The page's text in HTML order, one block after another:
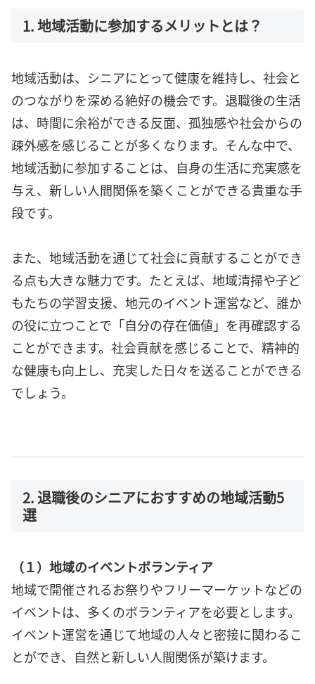
1. 地域活動に参加するメリットとは？
地域活動は、シニアにとって健康を維持し、社会と
のつながりを深める絶好の機会です。退職後の生活
は、時間に余裕ができる反面、孤独感や社会からの
疎外感を感じることが多くなります。そんな中で、
地域活動に参加することは、自身の生活に充実感を
与え、新しい人間関係を築くことができる貴重な手
段です。
また、地域活動を通じて社会に貢献することができ
る点も大きな魅力です。たとえば、地域清掃や子ど
もたちの学習支援、地元のイベント運営など、誰か
の役に立つことで「自分の存在価値」を再確認する
ことができます。社会貢献を感じることで、精神的
な健康も向上し、充実した日々を送ることができる
でしょう。
2. 退職後のシニアにおすすめの地域活動5
選
（１）地域のイベントボランティア
地域で開催されるお祭りやフリーマーケットなどの
イベントは、多くのボランティアを必要とします。
イベント運営を通じて地域の人々と密接に関わるこ
とができ、自然と新しい人間関係が築けます。